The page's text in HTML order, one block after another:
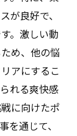
が良好で、
。激しい動
め、他の悩
アにするこ
れる爽快感
に向けたポ
を通じて、